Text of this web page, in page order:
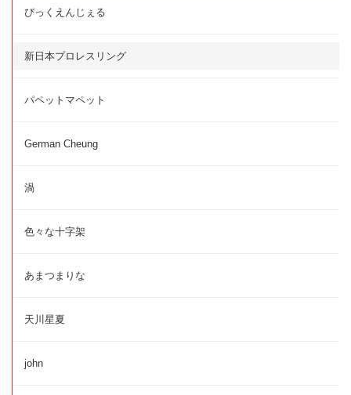
びっくえんじぇる
新日本プロレスリング
パペットマペット
German Cheung
渦
色々な十字架
あまつまりな
天川星夏
john